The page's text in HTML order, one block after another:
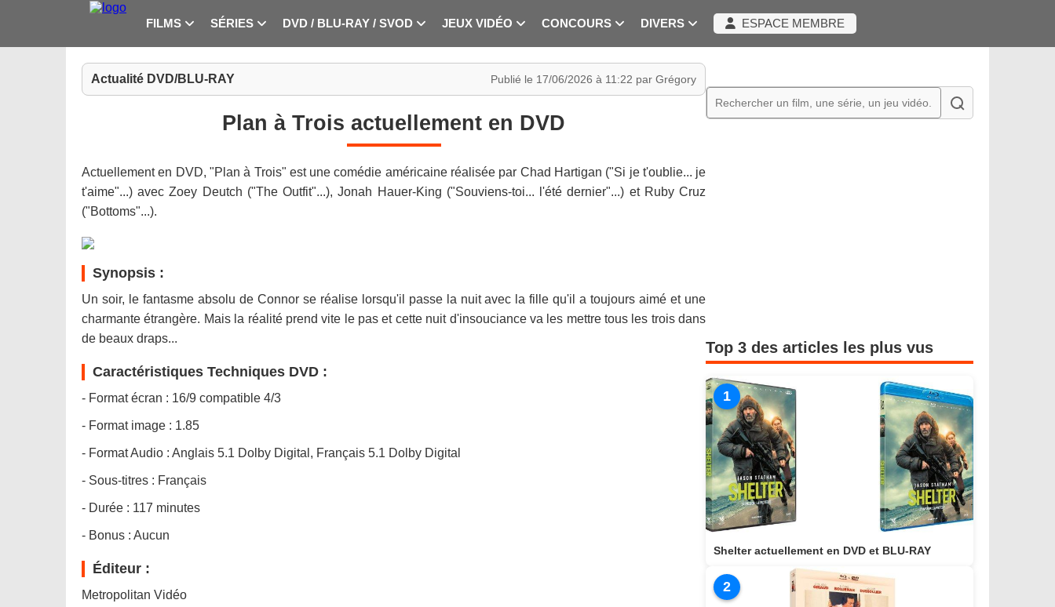
FILMS SÉRIES DVD / BLU-RAY / SVOD JEUX VIDÉO CONCOURS DIVERS ESPACE MEMBRE
Actualité DVD/BLU-RAY Publié le 17/06/2026 à 11:22 par Grégory
Plan à Trois actuellement en DVD
Actuellement en DVD, "Plan à Trois" est une comédie américaine réalisée par Chad Hartigan ("Si je t'oublie... je
t'aime"...) avec Zoey Deutch ("The Outfit"...), Jonah Hauer-King ("Souviens-toi... l'été dernier"...) et Ruby Cruz
("Bottoms"...).
Synopsis :
Un soir, le fantasme absolu de Connor se réalise lorsqu'il passe la nuit avec la fille qu'il a toujours aimé et une
charmante étrangère. Mais la réalité prend vite le pas et cette nuit d'insouciance va les mettre tous les trois dans
de beaux draps...
Caractéristiques Techniques DVD :
- Format écran : 16/9 compatible 4/3
- Format image : 1.85
- Format Audio : Anglais 5.1 Dolby Digital, Français 5.1 Dolby Digital
- Sous-titres : Français
- Durée : 117 minutes
- Bonus : Aucun
Éditeur :
Metropolitan Vidéo
Top 3 des articles les plus vus
1
Shelter actuellement en DVD et BLU-RAY
2